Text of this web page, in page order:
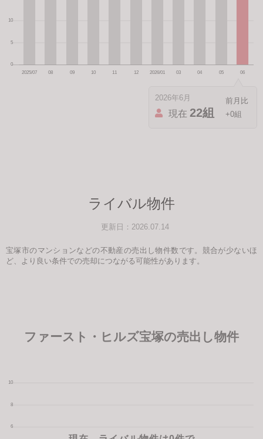
2026年6月
現在22組 +0組
ライバル物件
更新日：2026.07.14
宝塚市のマンションなどの不動産の売出し物件数です。競合が少ないほ
ど、より良い条件での売却につながる可能性があります。
ファースト・ヒルズ宝塚の売出し物件